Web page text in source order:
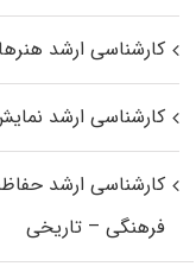
کارشناسی ارشد
کارشناسی ارشد
کارشناسی ارشد
فرهنگی – تاریخی